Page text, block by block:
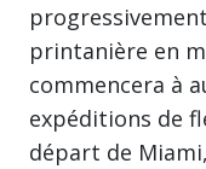
printanière en
commencera à
expéditions de
départ de